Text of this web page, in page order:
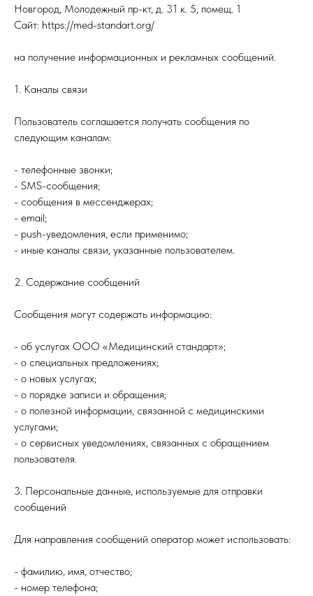
Новгород, Молодежный пр-кт, д. 31 к. 5, помещ. 1
Сайт: https://med-standart.org/
на получение информационных и рекламных сообщений.
1. Каналы связи
Пользователь соглашается получать сообщения по
следующим каналам:
- телефонные звонки;
- SMS-сообщения;
- сообщения в мессенджерах;
- email;
- push-уведомления, если применимо;
- иные каналы связи, указанные пользователем.
2. Содержание сообщений
Сообщения могут содержать информацию:
- об услугах ООО «Медицинский стандарт»;
- о специальных предложениях;
- о новых услугах;
- о порядке записи и обращения;
- о полезной информации, связанной с медицинскими
услугами;
- о сервисных уведомлениях, связанных с обращением
пользователя.
3. Персональные данные, используемые для отправки
сообщений
Для направления сообщений оператор может использовать:
- фамилию, имя, отчество;
- номер телефона;